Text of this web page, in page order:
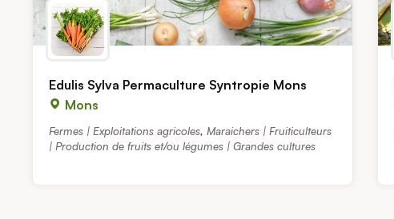
Edulis Sylva Permaculture Syntropie Mons
Mons
Fermes | Exploitations agricoles,Maraichers | Fruiticulteurs
| Production de fruits et/ou légumes | Grandes cultures